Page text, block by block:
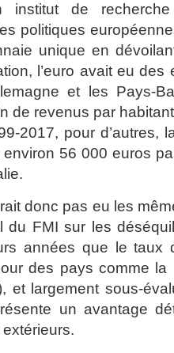
de recherche
politiques
unique en
l’euro avait eu des
et les Pays-
de revenus par
2017, pour d’autres,
56 000 euros
donc pas eu les
du FMI sur les
années que le taux
des pays comme la
et largement sous-
un avantage